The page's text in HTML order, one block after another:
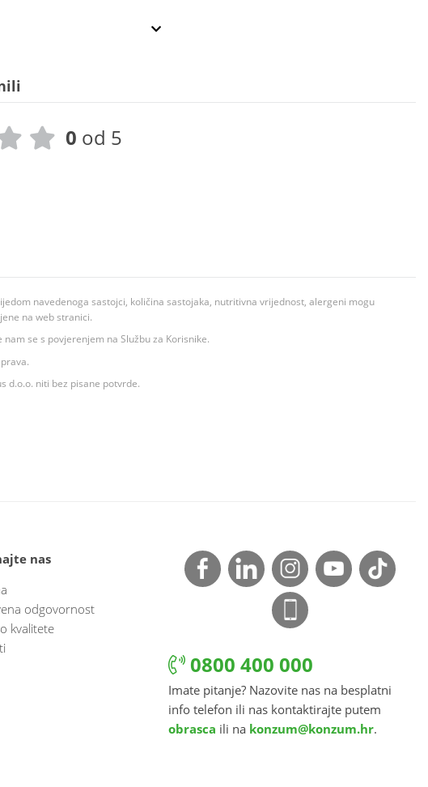
0 od 5
navedenoga sastojci, količina sastojaka, nutritivna vrijednost, alergeni mogu
na web stranici.
se s povjerenjem na Službu za Korisnike.
d.o.o. niti bez pisane potvrde.
nas
odgovornost
kvalitete
0800 400 000
Imate pitanje? Nazovite nas na besplatni
info telefon ili nas kontaktirajte putem
obrasca ili na konzum@konzum.hr.